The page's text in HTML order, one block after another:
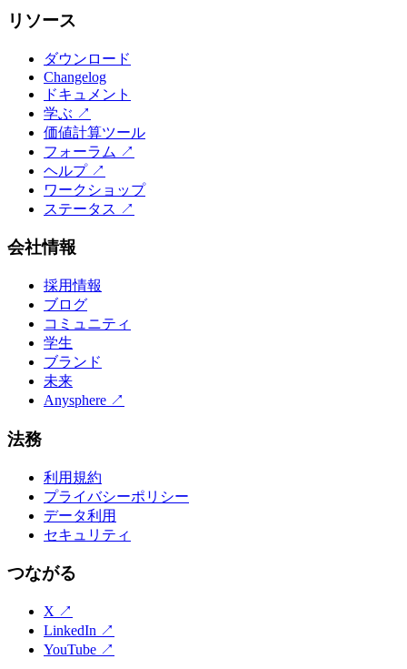
リソース
ダウンロード
Changelog
ドキュメント
学ぶ ↗
価値計算ツール
フォーラム ↗
ヘルプ↗
ワークショップ
ステータス ↗
会社情報
採用情報
ブログ
コミュニティ
学生
ブランド
未来
Anysphere ↗
法務
利用規約
プライバシーポリシー
データ利用
セキュリティ
つながる
X ↗
LinkedIn ↗
YouTube ↗